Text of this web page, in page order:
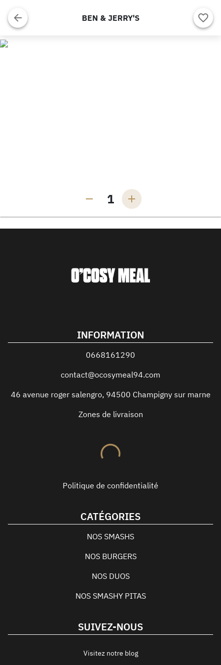
BEN & JERRY'S
1
INFORMATION
0668161290
contact@ocosymeal94.com
46 avenue roger salengro, 94500 Champigny sur marne
Zones de livraison
Politique de confidentialité
CATÉGORIES
NOS SMASHS
NOS BURGERS
NOS DUOS
NOS SMASHY PITAS
SUIVEZ-NOUS
Visitez notre blog